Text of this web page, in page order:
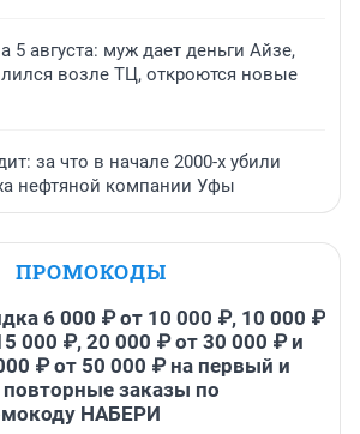
августа: муж дает деньги Айзе,
возле ТЦ, откроются новые
за что в начале 2000-х убили
нефтяной компании Уфы
ПРОМОКОДЫ
6 000 ₽ от 10 000 ₽, 10 000 ₽
000 ₽, 20 000 ₽ от 30 000 ₽ и
₽ от 50 000 ₽ на первый и
повторные заказы по
НАБЕРИ